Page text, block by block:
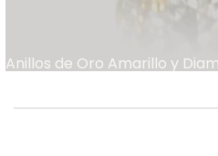
Anillos de Oro Amarillo y